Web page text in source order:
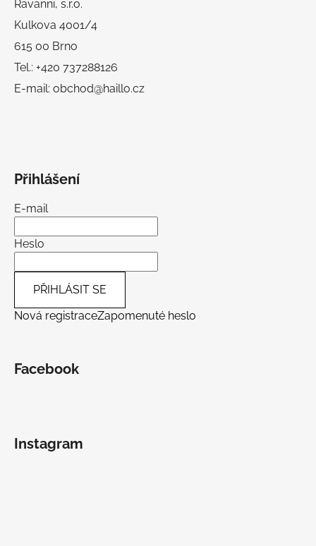
Ravanni, s.r.o.
Kulkova 4001/4
615 00 Brno
Tel.: +420 737288126
E-mail: obchod@haillo.cz
Přihlášení
E-mail
Heslo
PŘIHLÁSIT SE
Nová registraceZapomenuté heslo
Facebook
Instagram